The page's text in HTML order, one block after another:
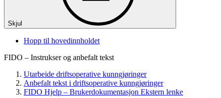
Skjul
Hopp til hovedinnholdet
FIDO – Instrukser og anbefalt tekst
Utarbeide driftsoperative kunngjøringer
Anbefalt tekst i driftsoperative kunngjøringer
FIDO Hjelp – Brukerdokumentasjon Ekstern lenke